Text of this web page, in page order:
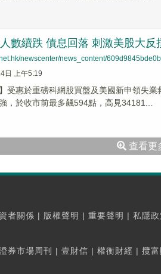
數續跌 債息回落 刺激美股大反
newscenter/news_content/
日 上午5:19
】受惠於重磅科網股買盤及美國新申領失
，於收市前最多飆594點，高見34181...
查看更
者關係 | 版權聲明 | 重要聲明 | 私隱政
券市場周刊 | 壹財信 | 權衡財經 | 攬富